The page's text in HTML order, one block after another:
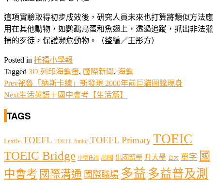
這項實驗取得初步成效後，研究人員未來也打算將類似方法應
用在其他動物，如鸚鵡鳥蛋和魚翅上，透過追蹤，抓出非法獵
捕的歹徒，保護瀕危動物。（整編／王彤方）
Posted in 托福小學報
Tagged 3D 列印海龜蛋, 國際新聞, 海龜
Prev祕魯「納斯卡線」新發現 2000年前巨貓圖騰現身
Next生活英語＋國中會考【生活篇】
TAGS
Lexile TOEFL TOEFL Junior TOEFL PrimaryTOEIC
TOEIC Bridge 中學托福 出國 出國留學 升大學 台大 單字 國
中會考 國際溝通 國際職場 多益 多益普及測